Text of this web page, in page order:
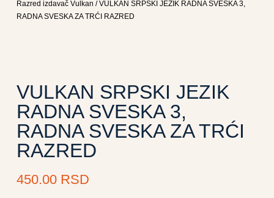
Razred izdavač Vulkan / VULKAN SRPSKI JEZIK RADNA SVESKA 3,
RADNA SVESKA ZA TRĆI RAZRED
VULKAN SRPSKI JEZIK
RADNA SVESKA 3,
RADNA SVESKA ZA TRĆI
RAZRED
450.00 RSD